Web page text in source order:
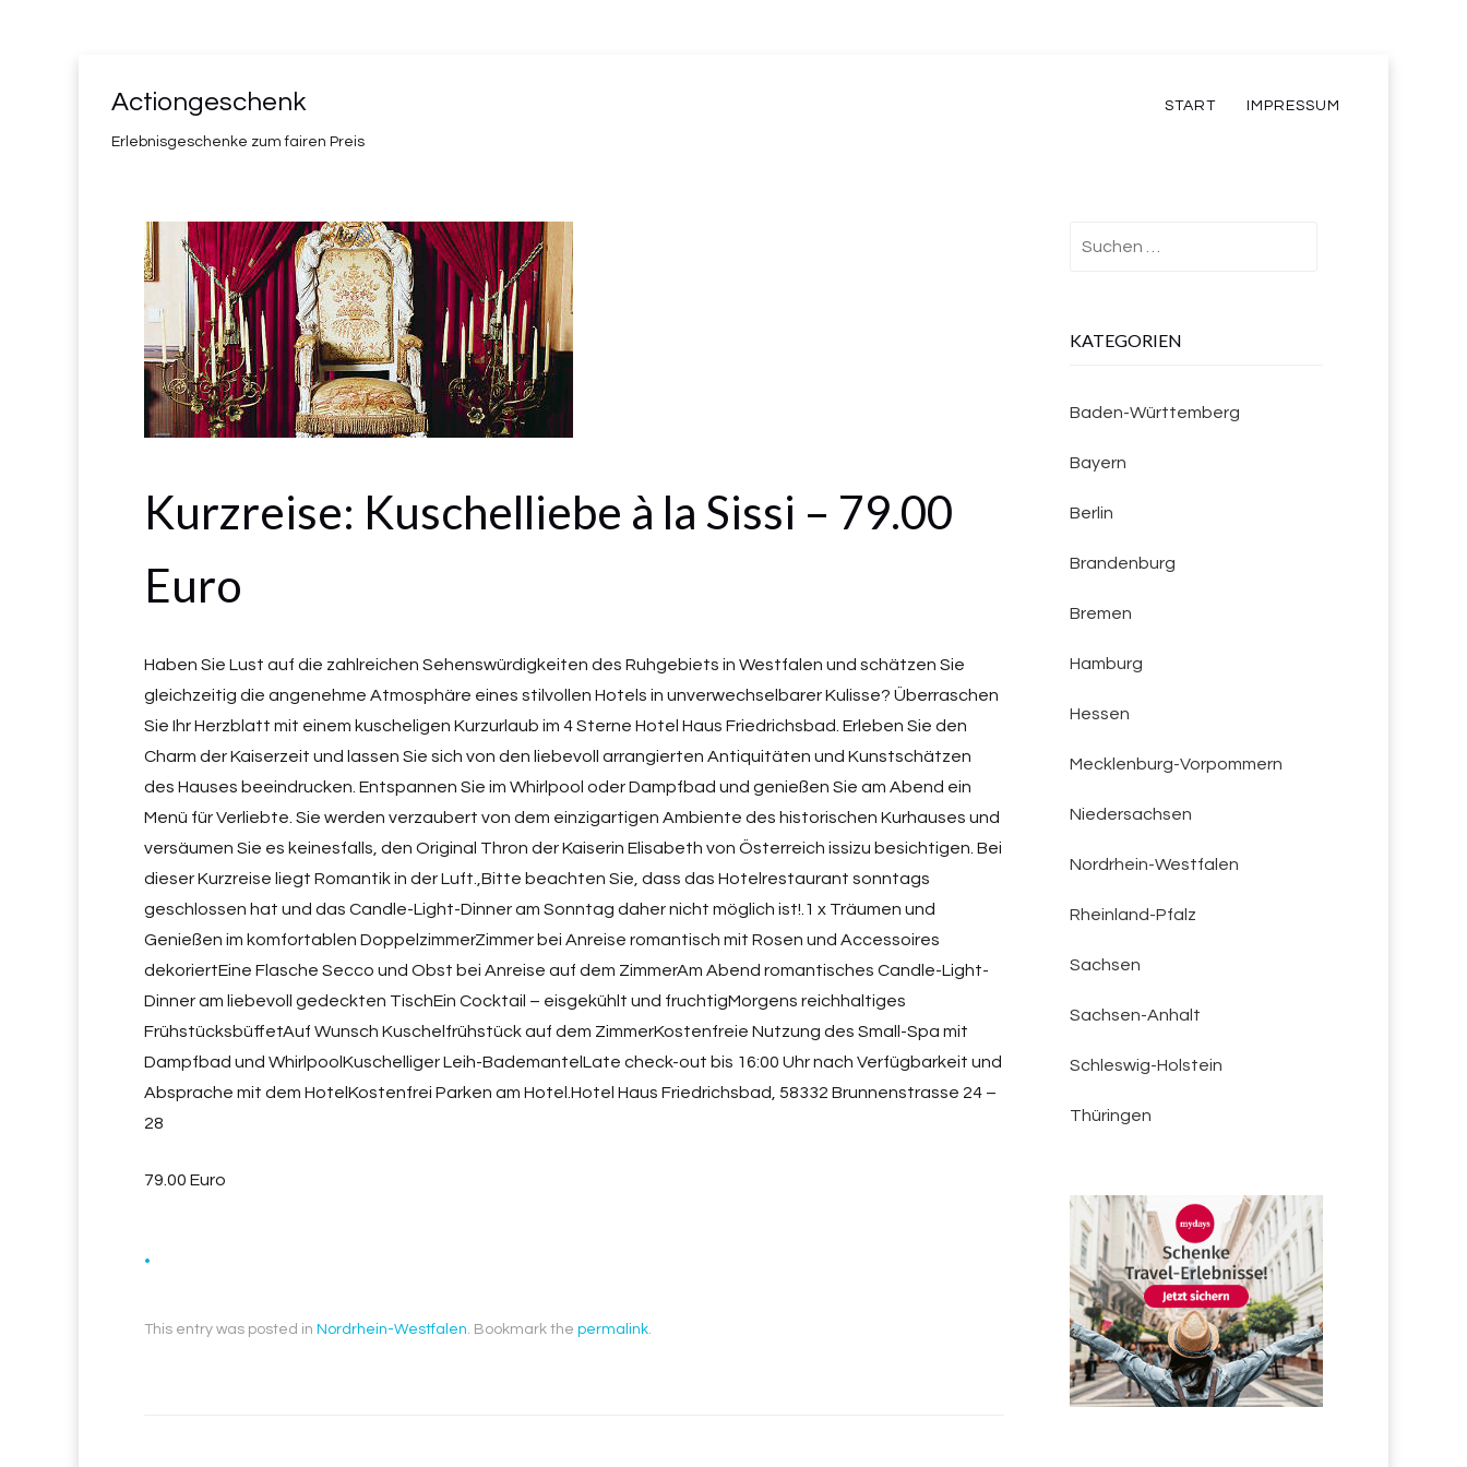
Actiongeschenk
Erlebnisgeschenke zum fairen Preis
START IMPRESSUM
Kurzreise: Kuschelliebe à la Sissi – 79.00
Euro
Haben Sie Lust auf die zahlreichen Sehenswürdigkeiten des Ruhgebiets in Westfalen und schätzen Sie
gleichzeitig die angenehme Atmosphäre eines stilvollen Hotels in unverwechselbarer Kulisse? Überraschen
Sie Ihr Herzblatt mit einem kuscheligen Kurzurlaub im 4 Sterne Hotel Haus Friedrichsbad. Erleben Sie den
Charm der Kaiserzeit und lassen Sie sich von den liebevoll arrangierten Antiquitäten und Kunstschätzen
des Hauses beeindrucken. Entspannen Sie im Whirlpool oder Dampfbad und genießen Sie am Abend ein
Menü für Verliebte. Sie werden verzaubert von dem einzigartigen Ambiente des historischen Kurhauses und
versäumen Sie es keinesfalls, den Original Thron der Kaiserin Elisabeth von Österreich issizu besichtigen. Bei
dieser Kurzreise liegt Romantik in der Luft.,Bitte beachten Sie, dass das Hotelrestaurant sonntags
geschlossen hat und das Candle-Light-Dinner am Sonntag daher nicht möglich ist!.1 x Träumen und
Genießen im komfortablen DoppelzimmerZimmer bei Anreise romantisch mit Rosen und Accessoires
dekoriertEine Flasche Secco und Obst bei Anreise auf dem ZimmerAm Abend romantisches Candle-Light-
Dinner am liebevoll gedeckten TischEin Cocktail – eisgekühlt und fruchtigMorgens reichhaltiges
FrühstücksbüffetAuf Wunsch Kuschelfrühstück auf dem ZimmerKostenfreie Nutzung des Small-Spa mit
Dampfbad und WhirlpoolKuschelliger Leih-BademantelLate check-out bis 16:00 Uhr nach Verfügbarkeit und
Absprache mit dem HotelKostenfrei Parken am Hotel.Hotel Haus Friedrichsbad, 58332 Brunnenstrasse 24 –
28
79.00 Euro
.
This entry was posted in Nordrhein-Westfalen. Bookmark the permalink.
KATEGORIEN
Baden-Württemberg
Bayern
Berlin
Brandenburg
Bremen
Hamburg
Hessen
Mecklenburg-Vorpommern
Niedersachsen
Nordrhein-Westfalen
Rheinland-Pfalz
Sachsen
Sachsen-Anhalt
Schleswig-Holstein
Thüringen